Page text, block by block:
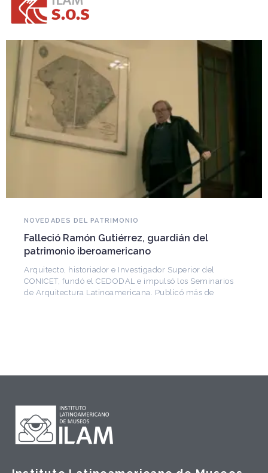
NOVEDADES DEL PATRIMONIO
Falleció Ramón Gutiérrez, guardián del
patrimonio iberoamericano
Arquitecto, historiador e Investigador Superior del
CONICET, fundó el CEDODAL e impulsó los Seminarios
de Arquitectura Latinoamericana. Publicó más de